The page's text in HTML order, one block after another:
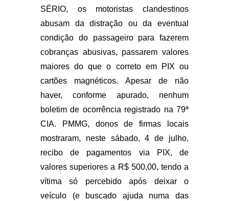
SÉRIO, os motoristas clandestinos
abusam da distração ou da eventual
condição do passageiro para fazerem
cobranças abusivas, passarem valores
maiores do que o correto em PIX ou
cartões magnéticos. Apesar de não
haver, conforme apurado, nenhum
boletim de ocorrência registrado na 79ª
CIA. PMMG, donos de firmas locais
mostraram, neste sábado, 4 de julho,
recibo de pagamentos via PIX, de
valores superiores a R$ 500,00, tendo a
vítima só percebido após deixar o
veículo (e buscado ajuda numa das